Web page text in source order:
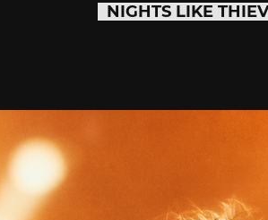
NIGHTS LIKE